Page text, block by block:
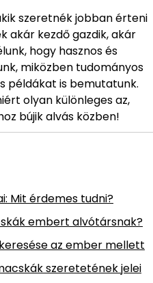
szeretnék jobban érteni
akár kezdő gazdik, akár
hogy hasznos és
miközben tudományos
példákat is bemutatunk.
olyan különleges az,
bújik alvás közben!
Mit érdemes tudni?
embert alvótársnak?
az ember mellett
szeretetének jelei